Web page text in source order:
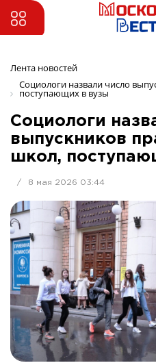
Лента новостей
Социологи назвали число
поступающих в вузы
Социологи
выпускников
школ,
/ 8 мая 2026 03:44